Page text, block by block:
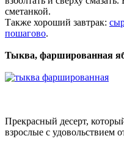
сметанкой.
Также хороший завтрак:
пошагово.
Тыква, фаршированная
Прекрасный десерт,
взрослые с удовольствием